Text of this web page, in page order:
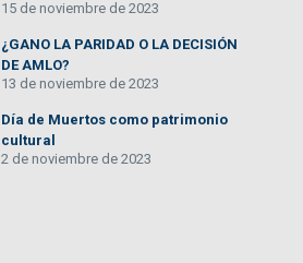
15 de noviembre de 2023
¿GANO LA PARIDAD O LA DECISIÓN
DE AMLO?
13 de noviembre de 2023
Día de Muertos como patrimonio
cultural
2 de noviembre de 2023